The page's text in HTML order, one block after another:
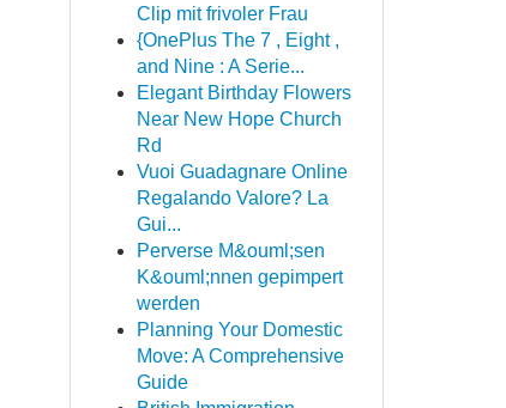
Clip mit frivoler Frau
{OnePlus The 7 , Eight ,
and Nine : A Serie...
Elegant Birthday Flowers
Near New Hope Church
Rd
Vuoi Guadagnare Online
Regalando Valore? La
Gui...
Perverse M&ouml;sen
K&ouml;nnen gepimpert
werden
Planning Your Domestic
Move: A Comprehensive
Guide